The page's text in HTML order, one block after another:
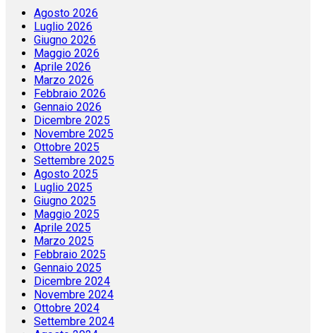
Agosto 2026
Luglio 2026
Giugno 2026
Maggio 2026
Aprile 2026
Marzo 2026
Febbraio 2026
Gennaio 2026
Dicembre 2025
Novembre 2025
Ottobre 2025
Settembre 2025
Agosto 2025
Luglio 2025
Giugno 2025
Maggio 2025
Aprile 2025
Marzo 2025
Febbraio 2025
Gennaio 2025
Dicembre 2024
Novembre 2024
Ottobre 2024
Settembre 2024